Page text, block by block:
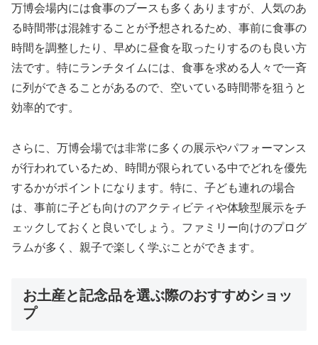
万博会場内には食事のブースも多くありますが、人気のあ
る時間帯は混雑することが予想されるため、事前に食事の
時間を調整したり、早めに昼食を取ったりするのも良い方
法です。特にランチタイムには、食事を求める人々で一斉
に列ができることがあるので、空いている時間帯を狙うと
効率的です。
さらに、万博会場では非常に多くの展示やパフォーマンス
が行われているため、時間が限られている中でどれを優先
するかがポイントになります。特に、子ども連れの場合
は、事前に子ども向けのアクティビティや体験型展示をチ
ェックしておくと良いでしょう。ファミリー向けのプログ
ラムが多く、親子で楽しく学ぶことができます。
お土産と記念品を選ぶ際のおすすめショッ
プ